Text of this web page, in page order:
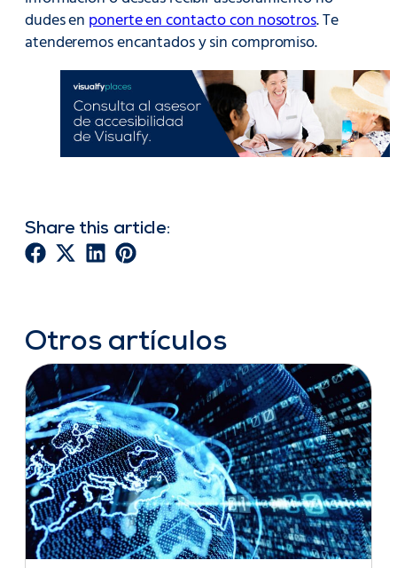
dudes en ponerte en contacto con nosotros. Te
atenderemos encantados y sin compromiso.
Share this article:
Otros artículos